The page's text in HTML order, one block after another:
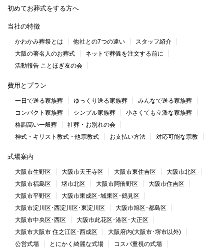
初めてお葬式をする方へ
当社の特徴
かわかみ葬祭とは 他社との7つの違い
スタッフ紹介
大阪の著名人のお葬式
ネットで葬儀を注文する前に
活動報告 ことほぎ友の会
費用とプラン
一日で送る家族葬 ゆっくり送る家族葬
みんなで送る家族葬
コンパクト家族葬
シンプル家族葬
小さくても立派な家族葬
格調高い一般葬
社葬・お別れの会
神式・キリスト教式・他宗教式
お支払い方法 対応可能な宗教
式場案内
大阪市生野区 大阪市天王寺区 大阪市東住吉区
大阪市北区
大阪市福島区
堺市北区 大阪市阿倍野区
大阪市住吉区
大阪市平野区
大阪市東成区･城東区･鶴見区
大阪市淀川区･西淀川区･東淀川区
大阪市旭区･都島区
大阪市中央区･西区
大阪市此花区･港区･大正区
大阪市大阪市 住之江区･西成区
大阪府内(大阪市･堺市以外)
公営式場
とにかく綺麗な式場 コスパ重視の式場